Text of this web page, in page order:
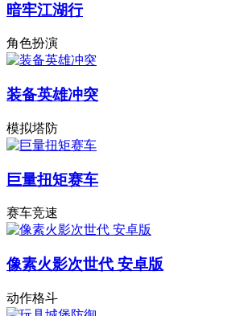
暗牢江湖行
角色扮演
装备英雄冲突
模拟塔防
巨量扭矩赛车
赛车竞速
像素火影次世代 安卓版
动作格斗